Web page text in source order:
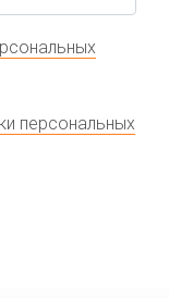
персональных